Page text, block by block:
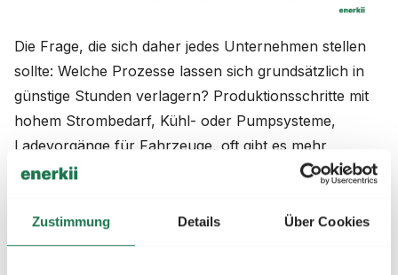
Zustimmung Details Über Cookies
Die Frage, die sich daher jedes Unternehmen stellen
sollte: Welche Prozesse lassen sich grundsätzlich in
günstige Stunden verlagern? Produktionsschritte mit
hohem Strombedarf, Kühl- oder Pumpsysteme,
Ladevorgänge für Fahrzeuge, oft gibt es mehr
Spielraum als zunächst angenommen. Wer diese
in einer deutlich besseren Position.